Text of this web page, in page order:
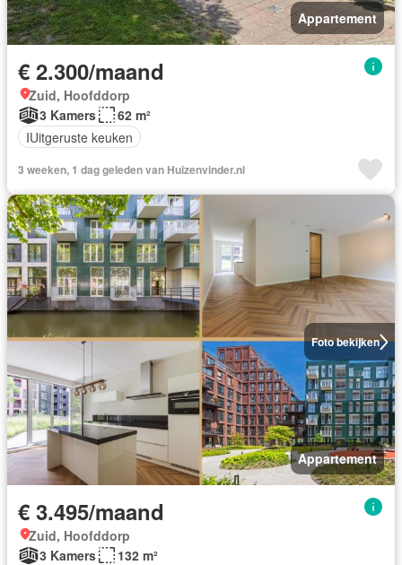
Appartement
€ 2.300/maand
Zuid, Hoofddorp
3 Kamers
62 m²
IUitgeruste keuken
3 weeken, 1 dag geleden van Huizenvinder.nl
Foto bekijken
Appartement
€ 3.495/maand
Zuid, Hoofddorp
3 Kamers
132 m²